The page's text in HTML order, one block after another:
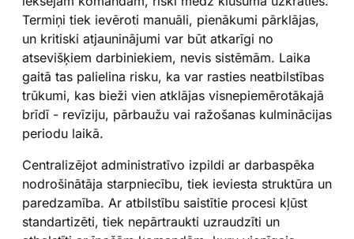
Termiņi tiek ievēroti manuāli, pienākumi pārklājas,
un kritiski atjauninājumi var būt atkarīgi no
atsevišķiem darbiniekiem, nevis sistēmām. Laika
gaitā tas palielina risku, ka var rasties neatbilstības
trūkumi, kas bieži vien atklājas visnepiemērotākajā
brīdī - revīziju, pārbaužu vai ražošanas kulminācijas
periodu laikā.
Centralizējot administratīvo izpildi ar darbaspēka
nodrošinātāja starpniecību, tiek ieviesta struktūra un
paredzamība. Ar atbilstību saistītie procesi kļūst
standartizēti, tiek nepārtraukti uzraudzīti un